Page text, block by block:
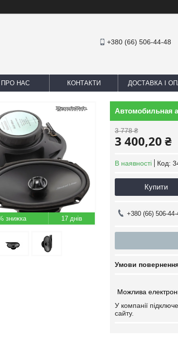
+380 (66) 506-44-48
ПРО НАС КОНТАКТИ ДОСТАВКА І
17 днів
Автомобильная
3 778 ₴
3 400,20 ₴
В наявності Код:
Купити
+380 (66) 506-44-
У компанії
сайту.